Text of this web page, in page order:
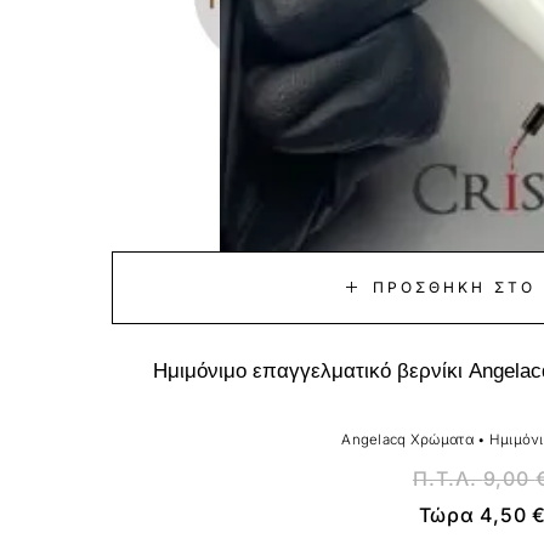
ΠΡΟΣΘΉΚΗ ΣΤΟ
Ημιμόνιμο επαγγελματικό βερνίκι
Angelacq Χρώματα•
Π.Τ.Λ.9,00
Τώρα 4,50